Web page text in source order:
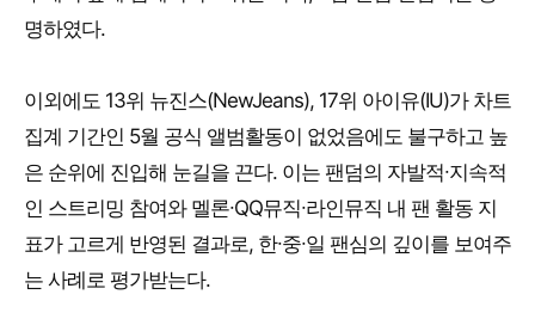
명하였다.
이외에도 13위 뉴진스(NewJeans), 17위 아이유(IU)가 차트
집계 기간인 5월 공식 앨범활동이 없었음에도 불구하고 높
은 순위에 진입해 눈길을 끈다. 이는 팬덤의 자발적∙지속적
인 스트리밍 참여와 멜론∙QQ뮤직∙라인뮤직 내 팬 활동 지
표가 고르게 반영된 결과로, 한∙중∙일 팬심의 깊이를 보여주
는 사례로 평가받는다.